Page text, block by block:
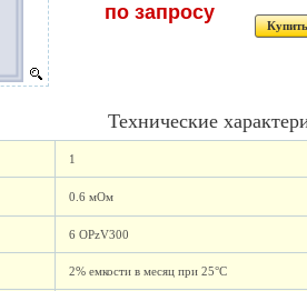
по запросу
Технические
1
0.6 мОм
6 OPzV300
2% емкости в месяц при 25°C